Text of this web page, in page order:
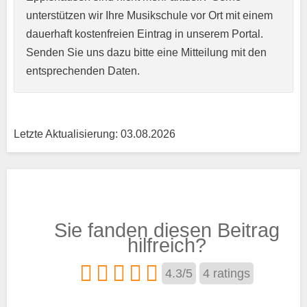
Kurzprofil der Musikschule*
Trägertyp*
unterstützen wir Ihre Musikschule vor Ort mit einem
dauerhaft kostenfreien Eintrag in unserem Portal.
Senden Sie uns dazu bitte eine Mitteilung mit den
entsprechenden Daten.
Letzte Aktualisierung: 03.08.2026
Sie fanden diesen Beitrag
hilfreich?
4.3/5 4 ratings